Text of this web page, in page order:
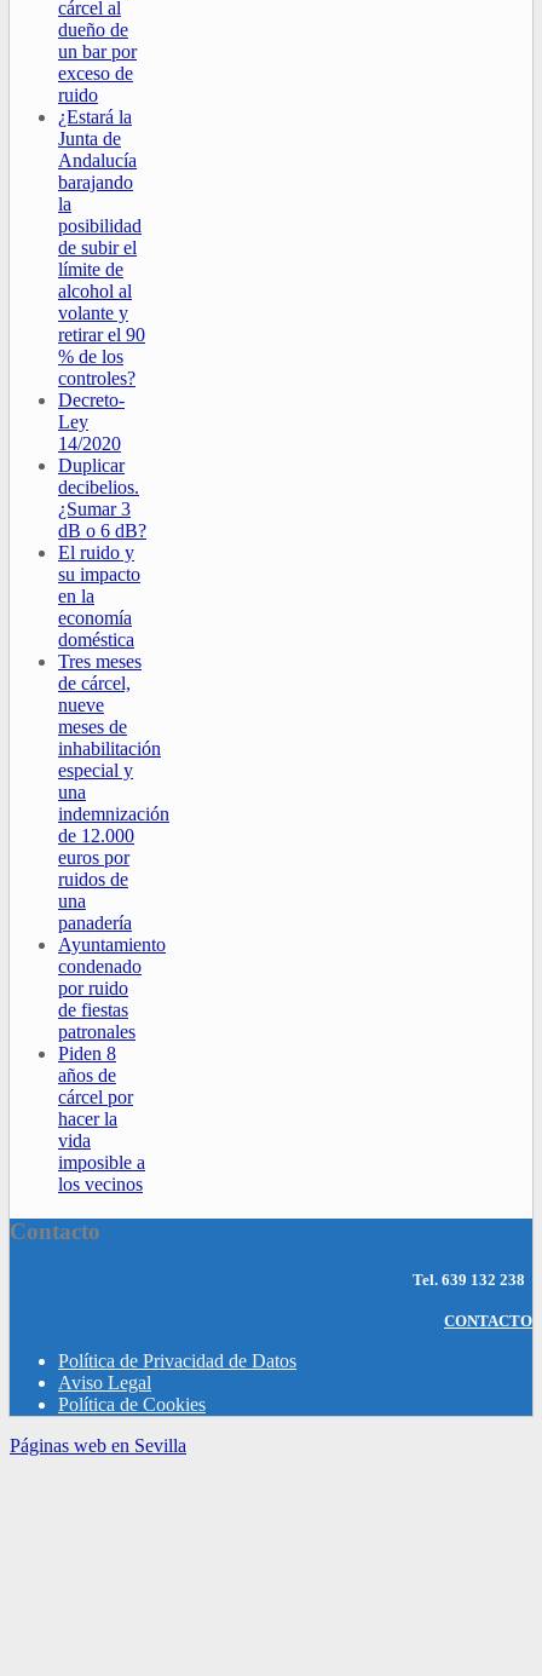
cárcel al
dueño de
un bar por
exceso de
ruido
¿Estará la
Junta de
Andalucía
barajando
la
posibilidad
de subir el
límite de
alcohol al
volante y
retirar el 90
% de los
controles?
Decreto-
Ley
14/2020
Duplicar
decibelios.
¿Sumar 3
dB o 6 dB?
El ruido y
su impacto
en la
economía
doméstica
Tres meses
de cárcel,
nueve
meses de
inhabilitación
especial y
una
indemnización
de 12.000
euros por
ruidos de
una
panadería
Ayuntamiento
condenado
por ruido
de fiestas
patronales
Piden 8
años de
cárcel por
hacer la
vida
imposible a
los vecinos
Contacto
Tel. 639 132 238
CONTACTO
Política de Privacidad de Datos
Aviso Legal
Política de Cookies
Páginas web en Sevilla